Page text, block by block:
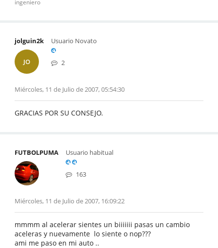
ingeniero
jolguin2k
JO
Usuario Novato
2
Miércoles, 11 de Julio de 2007, 05:54:30
GRACIAS POR SU CONSEJO.
FUTBOLPUMA Usuario habitual
163
Miércoles, 11 de Julio de 2007, 16:09:22
mmmm al acelerar sientes un biiiiiii pasas un cambio
aceleras y nuevamente lo siente o nop???
ami me paso en mi auto ..